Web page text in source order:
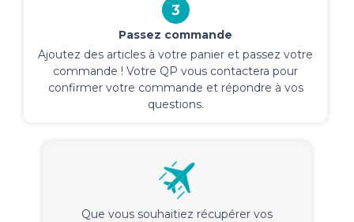
3
Passez commande
Ajoutez des articles à votre panier et passez votre
commande ! Votre QP vous contactera pour
confirmer votre commande et répondre à vos
questions.
Que vous souhaitiez récupérer vos